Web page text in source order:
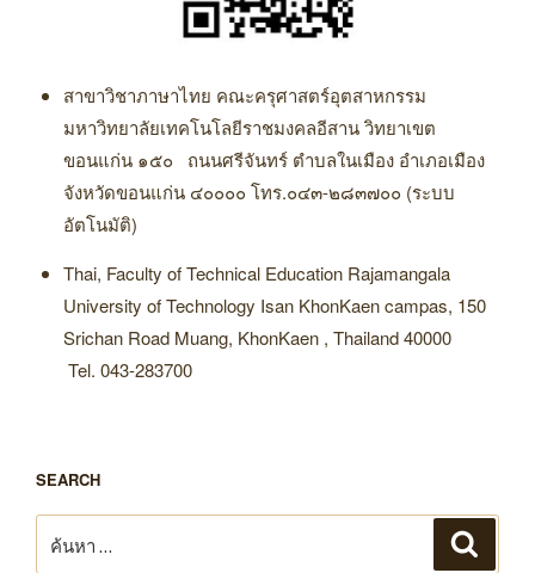
สาขาวิชาภาษาไทย คณะครุศาสตร์อุตสาหกรรม
มหาวิทยาลัยเทคโนโลยีราชมงคลอีสาน วิทยาเขต
ขอนแก่น ๑๕๐ ถนนศรีจันทร์ ตำบลในเมือง อำเภอเมือง
จังหวัดขอนแก่น ๔๐๐๐๐ โทร.๐๔๓-๒๘๓๗๐๐ (ระบบ
อัตโนมัติ)
Thai, Faculty of Technical Education Rajamangala
University of Technology Isan KhonKaen campas, 150
Srichan Road Muang, KhonKaen , Thailand 40000
Tel. 043-283700
SEARCH